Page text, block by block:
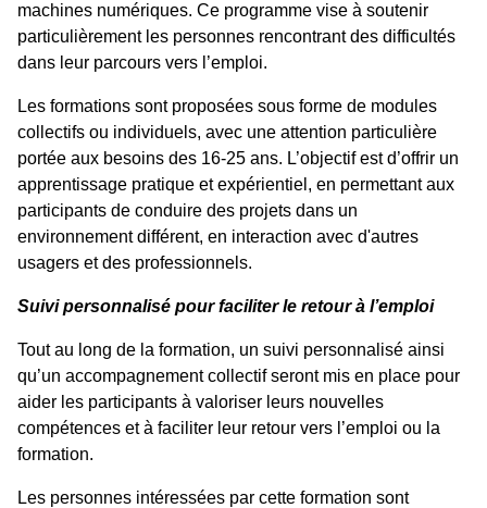
machines numériques. Ce programme vise à soutenir
particulièrement les personnes rencontrant des difficultés
dans leur parcours vers l’emploi.
Les formations sont proposées sous forme de modules
collectifs ou individuels, avec une attention particulière
portée aux besoins des 16-25 ans. L’objectif est d’offrir un
apprentissage pratique et expérientiel, en permettant aux
participants de conduire des projets dans un
environnement différent, en interaction avec d'autres
usagers et des professionnels.
Suivi personnalisé pour faciliter le retour à l’emploi
Tout au long de la formation, un suivi personnalisé ainsi
qu’un accompagnement collectif seront mis en place pour
aider les participants à valoriser leurs nouvelles
compétences et à faciliter leur retour vers l’emploi ou la
formation.
Les personnes intéressées par cette formation sont